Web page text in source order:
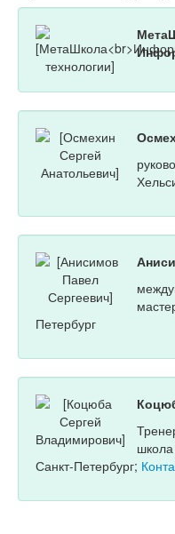
Петербург
Санкт-Петербург;